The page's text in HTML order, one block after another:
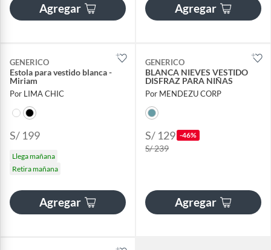
Agregar Agregar
GENERICO
Estola para vestido blanca -
Miriam
Por LIMA CHIC
S/ 199
Llega mañana
Retira mañana
Agregar
GENERICO
BLANCA NIEVES VESTIDO
DISFRAZ PARA NIÑAS
Por MENDEZU CORP
S/ 129 -46%
S/ 239
Agregar